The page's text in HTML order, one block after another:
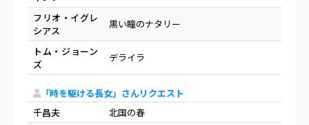
フリオ・イグレ
シアス
黒い瞳のナタリー
トム・ジョーン
ズ
デライラ
「時を駆ける長女」さんリクエスト
千昌夫
北国の春